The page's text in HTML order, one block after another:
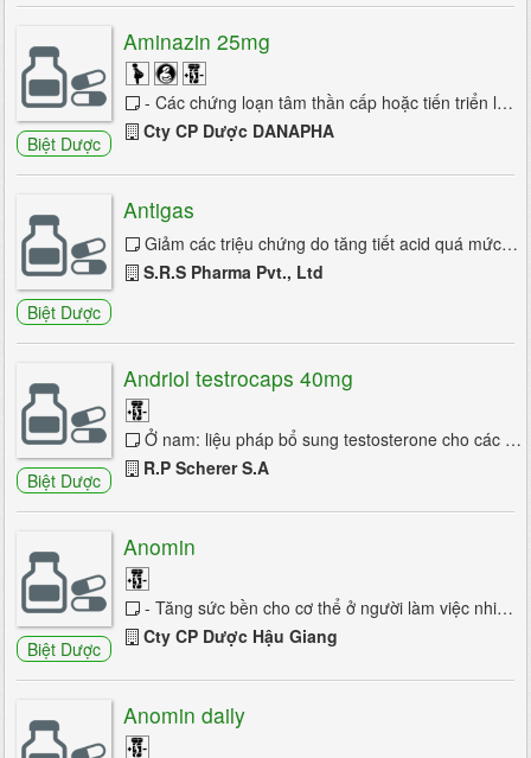
Biệt Dược
Aminazin 25mg
- Các chứng loạn tâm thần cấp hoặc tiến triển lâu dài, tâm thần phân liệt. - Các chứng nôn và buồn nôn sau phẫu thuật do dùng thuốc chống ...
Cty CP Dược DANAPHA
Biệt Dược
Antigas
Giảm các triệu chứng do tăng tiết acid quá mức như khó tiêu, nóng bỏng vùng thượng vị, chướng bụng, đầy hơi, ợ hơi chua, tăng độ acid, đau...
S.R.S Pharma Pvt., Ltd
Biệt Dược
Andriol testrocaps 40mg
Ở nam: liệu pháp bổ sung testosterone cho các rối loạn suy sinh dục nam nguyên phát hoặc thứ phát như: - Sau khi cắt tinh hoàn. - Nhược tuyến sinh ...
R.P Scherer S.A
Biệt Dược
Anomin
- Tăng sức bền cho cơ thể ở người làm việc nhiều, vận động viên, học sinh ôn thi, làm việc trí óc căng thẳng, bị stress. - Tăng sức đề ...
Cty CP Dược Hậu Giang
Anomin daily